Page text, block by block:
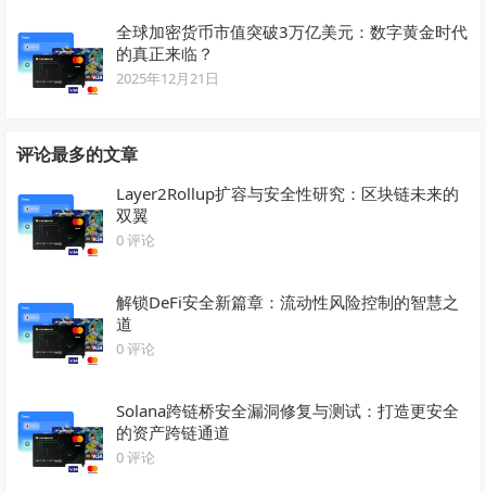
全球加密货币市值突破3万亿美元：数字黄金时代
的真正来临？
2025年12月21日
评论最多的文章
Layer2Rollup扩容与安全性研究：区块链未来的
双翼
0 评论
解锁DeFi安全新篇章：流动性风险控制的智慧之
道
0 评论
Solana跨链桥安全漏洞修复与测试：打造更安全
的资产跨链通道
0 评论